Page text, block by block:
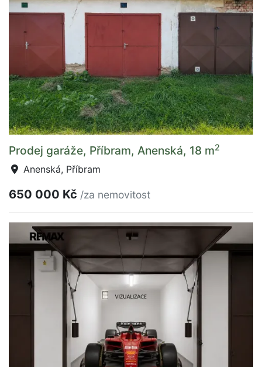
Prodej garáže, Příbram, Anenská, 18 m2
Anenská, Příbram
650 000 Kč /za nemovitost